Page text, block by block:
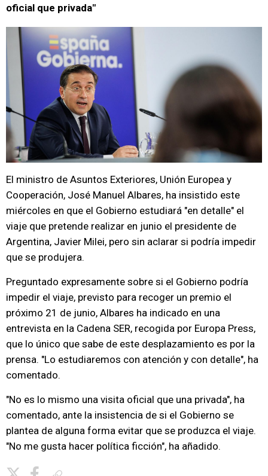
oficial que privada"
El ministro de Asuntos Exteriores, Unión Europea y
Cooperación, José Manuel Albares, ha insistido este
miércoles en que el Gobierno estudiará "en detalle" el
viaje que pretende realizar en junio el presidente de
Argentina, Javier Milei, pero sin aclarar si podría impedir
que se produjera.
Preguntado expresamente sobre si el Gobierno podría
impedir el viaje, previsto para recoger un premio el
próximo 21 de junio, Albares ha indicado en una
entrevista en la Cadena SER, recogida por Europa Press,
que lo único que sabe de este desplazamiento es por la
prensa. "Lo estudiaremos con atención y con detalle", ha
comentado.
"No es lo mismo una visita oficial que una privada", ha
comentado, ante la insistencia de si el Gobierno se
plantea de alguna forma evitar que se produzca el viaje.
"No me gusta hacer política ficción", ha añadido.